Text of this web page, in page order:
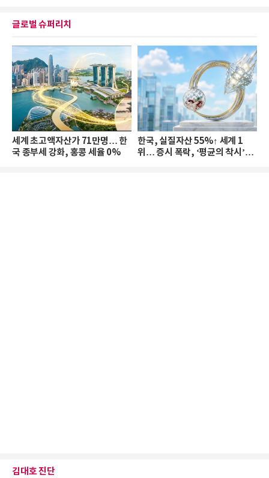
글로벌 슈퍼리치
세계 초고액자산가 71만명… 한
국 종부세 강화, 홍콩 세율 0%
한국, 실질자산 55%↑ 세계 1
위… 증시 폭락, ‘평균의 착시’와
김대호 진단